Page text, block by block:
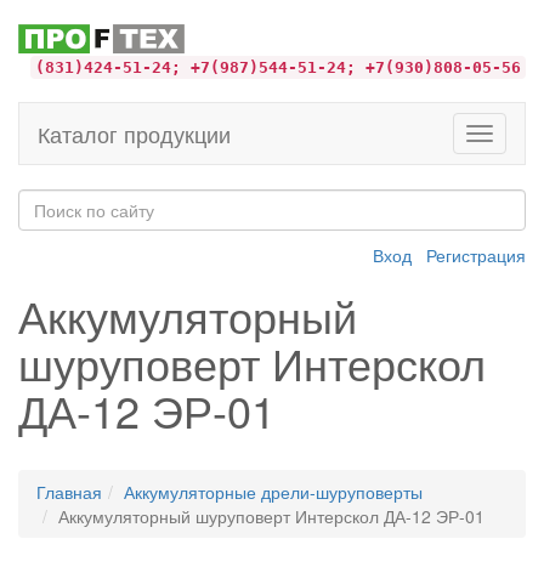
(831)424-51-24; +7(987)544-51-24; +7(930)808-05-56
Toggle
Каталог продукции
Вход Регистрация
Аккумуляторный
шуруповерт Интерскол
ДА-12 ЭР-01
Главная
Аккумуляторные дрели-шуруповерты
Аккумуляторный шуруповерт Интерскол ДА-12 ЭР-01